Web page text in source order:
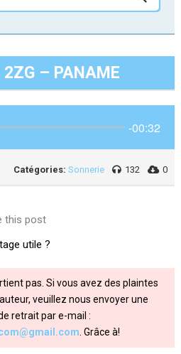
– PANAME
-00:32
Catégories: Sonnerie 132 0
this post
utile ?
pas. Si vous avez des plaintes
veuillez nous envoyer une
retrait par e-mail :
. Grâce à!